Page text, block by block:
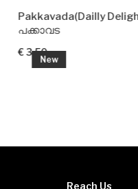
New
Pakkavada(Dailly Delight)
പക്കാവട
€ 3.50
Reach Us